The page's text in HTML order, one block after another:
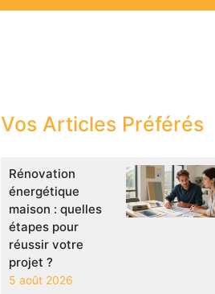
Vos Articles Préférés
Rénovation
énergétique
maison : quelles
étapes pour
réussir votre
projet ?
5 août 2026